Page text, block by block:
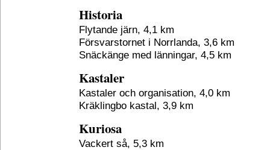
Historia
Flytande järn, 4,1 km
Försvarstornet i Norrlanda, 3,6 km
Snäckänge med länningar, 4,5 km
Kastaler
Kastaler och organisation, 4,0 km
Kräklingbo kastal, 3,9 km
Kuriosa
Vackert så, 5,3 km